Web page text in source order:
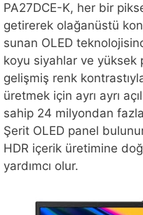
PA27DCE-K, her bir
getirerek olağanüstü
sunan OLED
koyu siyahlar ve yüksek
gelişmiş renk
üretmek için ayrı ayrı
sahip 24 milyondan
Şerit OLED panel
HDR içerik üretimine
yardımcı olur.